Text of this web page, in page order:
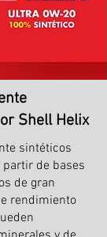
Shell Helix
sintéticos
partir de bases
de gran
rendimiento